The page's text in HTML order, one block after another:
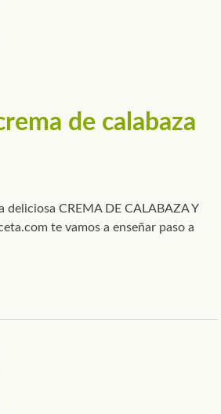
de calabaza
deliciosa CREMA DE CALABAZA Y
te vamos a enseñar paso a